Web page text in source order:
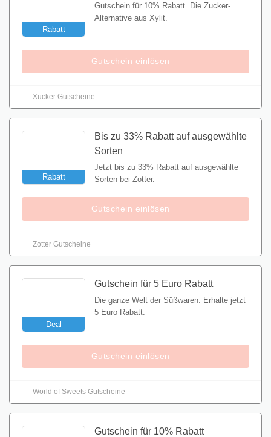
Rabatt
Gutschein für 10% Rabatt. Die Zucker-
Alternative aus Xylit.
Gutschein einlösen
Xucker Gutscheine
Rabatt
Bis zu 33% Rabatt auf ausgewählte
Sorten
Jetzt bis zu 33% Rabatt auf ausgewählte
Sorten bei Zotter.
Gutschein einlösen
Zotter Gutscheine
Deal
Gutschein für 5 Euro Rabatt
Die ganze Welt der Süßwaren. Erhalte jetzt
5 Euro Rabatt.
Gutschein einlösen
World of Sweets Gutscheine
Gutschein für 10% Rabatt